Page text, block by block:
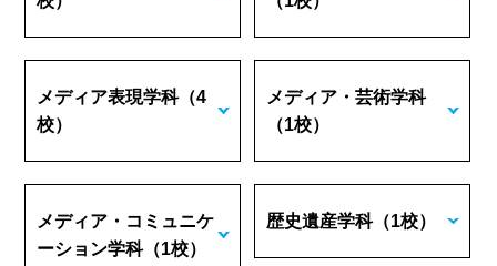
メディア表現学科（4
校）
メディア・芸術学科
（1校）
メディア・コミュニケ
ーション学科（1校）
歴史遺産学科（1校）